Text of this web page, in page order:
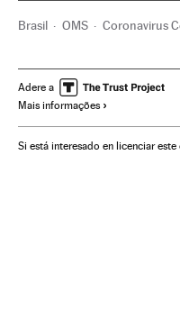
Brasil OMS Coronavirus
Ministério Saúde América
Crisis económica coronavirus
Medicina Jair Bolsonaro
Adere a
Mais informações
Si está interesado en licenciar